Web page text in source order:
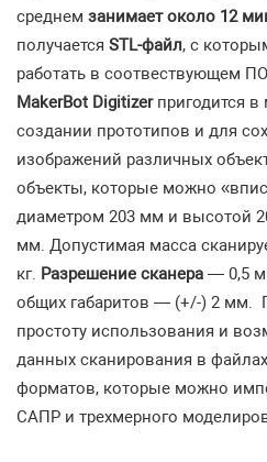
среднем занимает около 12
получается STL-файл, с
работать в соотвествующем ПО.
MakerBot Digitizerпригодится в
создании прототипов и для
изображений различных
объекты, которые можно
диаметром 203 мм и высотой
мм. Допустимая масса
кг. Разрешение сканера — 0,5
общих габаритов — (+/-) 2 мм.
простоту использования и
данных сканирования в
форматов, которые можно
САПР и трехмерного